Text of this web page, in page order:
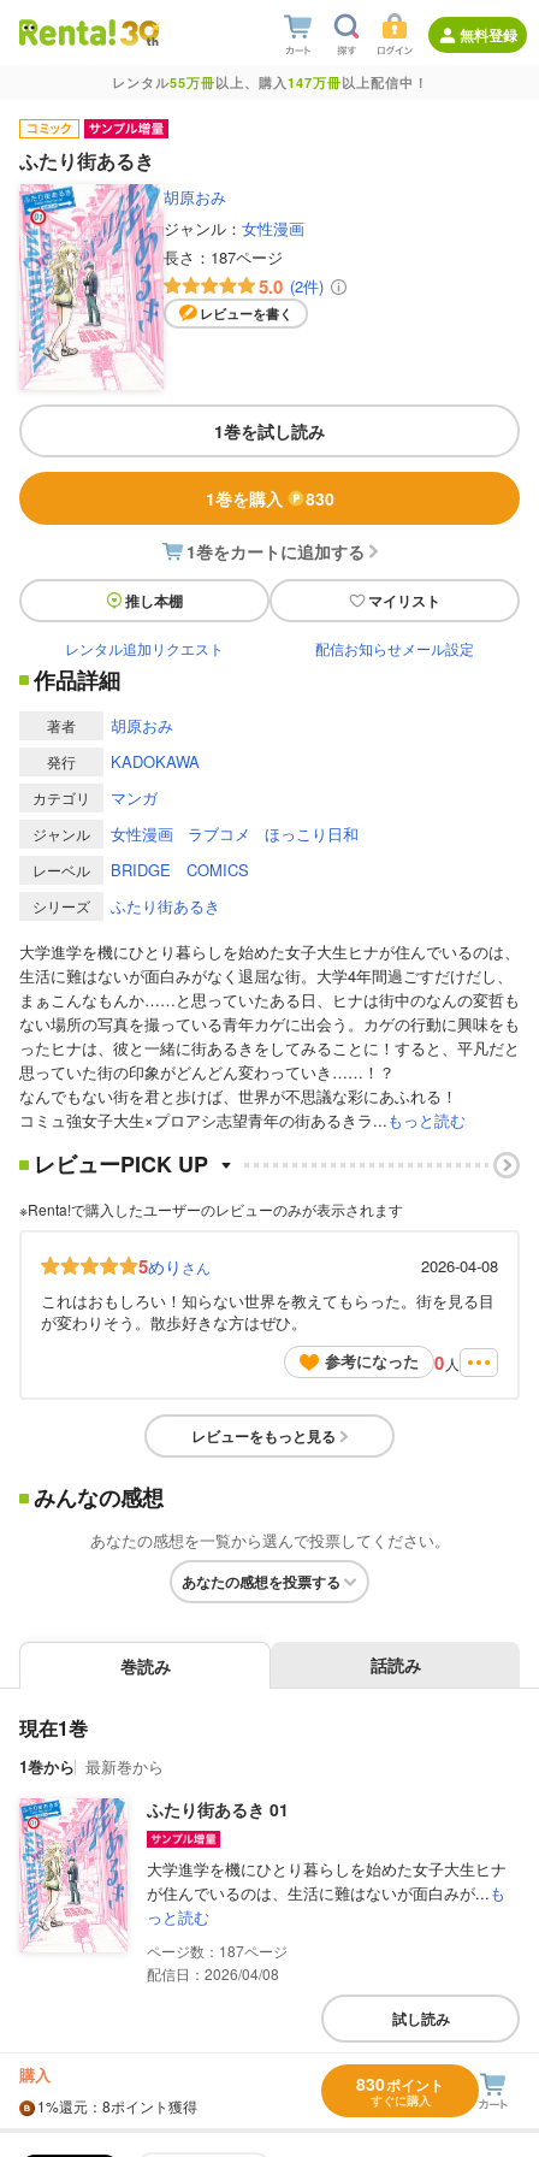
無料登録
レンタル55万冊以上、購入147万冊以上配信中！
ふたり街あるき
胡原おみ
ジャンル： 女性漫画
長さ： 187ページ
5.0 (2件)
レビューを書く
1巻を試し読み
1巻を購入 830
1巻をカートに追加する
推し本棚 マイリスト
レンタル追加リクエスト 配信お知らせメール設定
作品詳細
著者 胡原おみ
発行 KADOKAWA
カテゴリ マンガ
ジャンル 女性漫画 ラブコメ ほっこり日和
レーベル BRIDGE COMICS
シリーズ
ふたり街あるき
大学進学を機にひとり暮らしを始めた女子大生ヒナが住んでいるのは、
生活に難はないが面白みがなく退屈な街。大学4年間過ごすだけだし、
まぁこんなもんか……と思っていたある日、ヒナは街中のなんの変哲も
ない場所の写真を撮っている青年カゲに出会う。カゲの行動に興味をも
ったヒナは、彼と一緒に街あるきをしてみることに！すると、平凡だと
思っていた街の印象がどんどん変わっていき……！？
なんでもない街を君と歩けば、世界が不思議な彩にあふれる！
コミュ強女子大生×プロアシ志望青年の街あるきラ...もっと読む
レビューPICK UP
※Renta!で購入したユーザーのレビューのみが表示されます
5めり さん
2026-04-08
これはおもしろい！知らない世界を教えてもらった。街を見る目
が変わりそう。散歩好きな方はぜひ。
参考になった
0 人
レビューをもっと見る
みんなの感想
あなたの感想を一覧から選んで投票してください。
あなたの感想を投票する
巻読み 話読み
現在1巻
1巻から 最新巻から
ふたり街あるき 01
大学進学を機にひとり暮らしを始めた女子大生ヒナ
が住んでいるのは、生活に難はないが面白みが...も
っと読む
187
配信日：2026/04/08
試し読み
購入
1%還元 ：8ポイント獲得
830ポイント
すぐに購入